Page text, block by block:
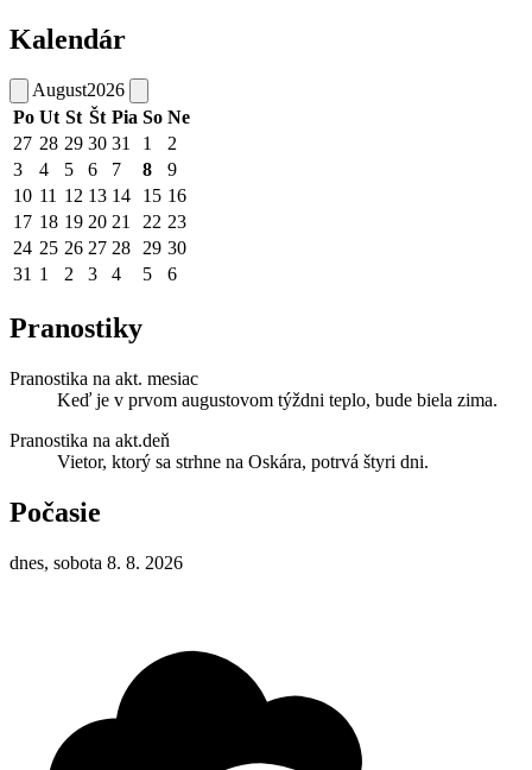
Kalendár
August2026
Po Ut St Št Pia So Ne
27 28 29 30 31 1
2
3
4 5 6 7 8
9
10 11 12 13 14 15 16
17 18 19 20 21 22 23
24 25 26 27 28 29 30
31 1 2 3 4 5 6
Pranostiky
Pranostika na akt. mesiac
Keď je v prvom augustovom týždni teplo, bude biela zima.
Pranostika na akt.deň
Vietor, ktorý sa strhne na Oskára, potrvá štyri dni.
Počasie
dnes, sobota 8. 8. 2026